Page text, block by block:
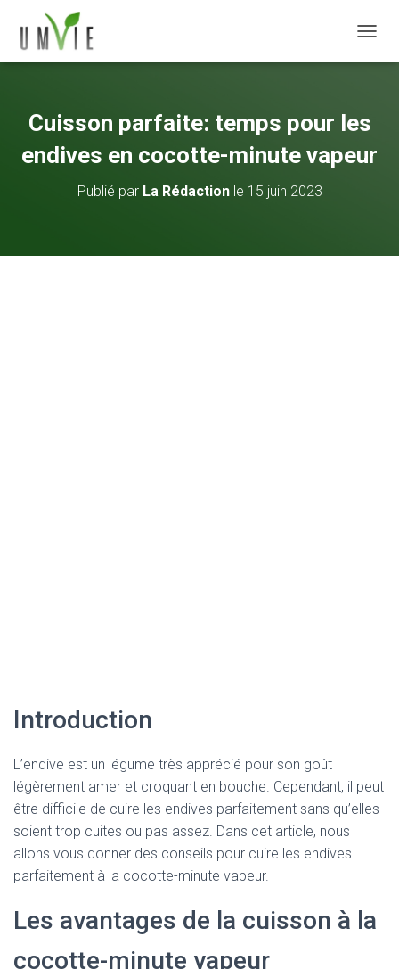
Cuisson parfaite: temps pour les
endives en cocotte-minute vapeur
Publié par La Rédactionle 15 juin 2023
Introduction
L’endive est un légume très apprécié pour son goût
légèrement amer et croquant en bouche. Cependant, il peut
être difficile de cuire les endives parfaitement sans qu’elles
soient trop cuites ou pas assez. Dans cet article, nous
allons vous donner des conseils pour cuire les endives
parfaitement à la cocotte-minute vapeur.
Les avantages de la cuisson à la
cocotte-minute vapeur